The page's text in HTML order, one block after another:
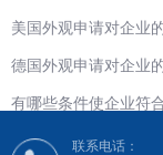
美国外观申请对企业
德国外观申请对企业
有哪些条件使企业符
联系电话：